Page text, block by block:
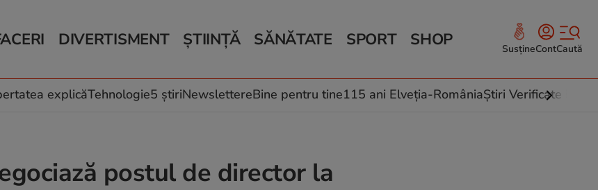
de muncă
DIVERTISMENT
Horoscop
Muzică și Filme
ȘTIINȚĂ
Schimbări climatice
SĂNĂTATE
Relații
Rețete culinare
SPORT SHOP SusțineContCaută
explicăTehnologie5 știriNewslettereBine pentru tine115 ani Elveția-RomâniaȘtiri Verificate by
postul de director la